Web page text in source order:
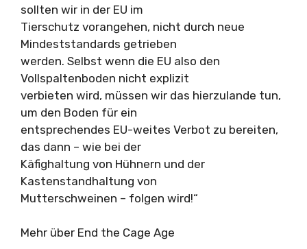
sollten wir in der EU im
Tierschutz vorangehen, nicht durch neue
Mindeststandards getrieben
werden. Selbst wenn die EU also den
Vollspaltenboden nicht explizit
verbieten wird, müssen wir das hierzulande tun,
um den Boden für ein
entsprechendes EU-weites Verbot zu bereiten,
das dann – wie bei der
Käfighaltung von Hühnern und der
Kastenstandhaltung von
Mutterschweinen – folgen wird!“
Mehr über End the Cage Age